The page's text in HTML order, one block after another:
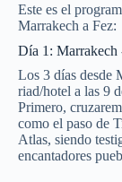
Este es el
Marrakech a Fez:
Día 1: Marrakech
Los 3 días desde
riad/hotel a las 9
Primero,
como el paso de
Atlas, siendo
encantadores